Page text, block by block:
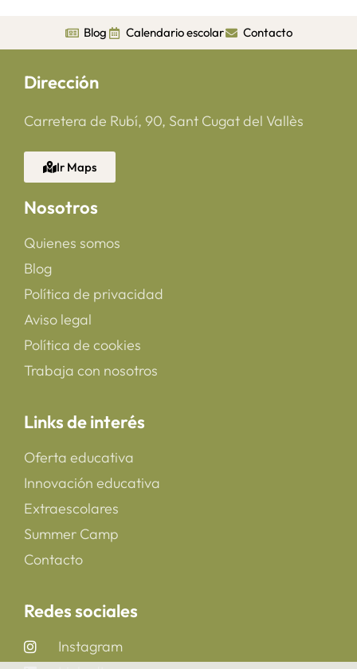
Blog Calendario escolar Contacto
Dirección
Carretera de Rubí, 90, Sant Cugat del Vallès
Ir Maps
Nosotros
Quienes somos
Blog
Política de privacidad
Aviso legal
Política de cookies
Trabaja con nosotros
Links de interés
Oferta educativa
Innovación educativa
Extraescolares
Summer Camp
Contacto
Redes sociales
Instagram